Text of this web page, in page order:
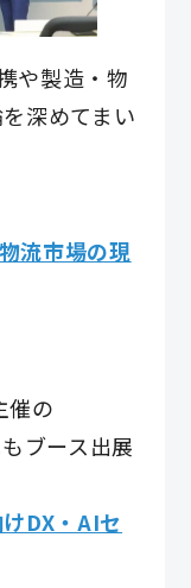
や製造・物
深めてまい
流市場の現
催の
ブース出展
DX・AIセ